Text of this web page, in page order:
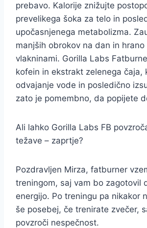
prebavo. Kalorije znižujte
prevelikega šoka za telo in
upočasnjenega metabolizma.
manjših obrokov na dan in
vlakninami. Gorilla Labs
kofein in ekstrakt zelenega čaja,
odvajanje vode in posledično
zato je pomembno, da popijete
Ali lahko Gorilla Labs FB
težave – zaprtje?
Pozdravljen Mirza, fatburner
treningom, saj vam bo zagotovil
energijo. Po treningu pa nikakor
še posebej, če trenirate zvečer,
povzroči nespečnost.